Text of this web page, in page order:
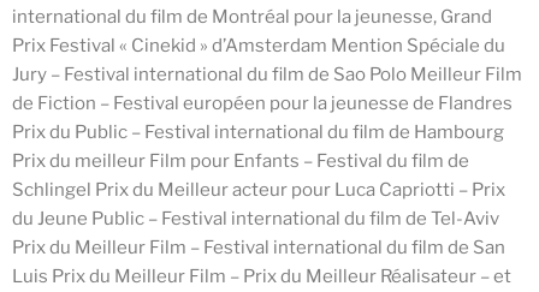
international du film de Montréal pour la jeunesse, Grand
Prix Festival « Cinekid » d’Amsterdam Mention Spéciale du
Jury – Festival international du film de Sao Polo Meilleur Film
de Fiction – Festival européen pour la jeunesse de Flandres
Prix du Public – Festival international du film de Hambourg
Prix du meilleur Film pour Enfants – Festival du film de
Schlingel Prix du Meilleur acteur pour Luca Capriotti – Prix
du Jeune Public – Festival international du film de Tel-Aviv
Prix du Meilleur Film – Festival international du film de San
Luis Prix du Meilleur Film – Prix du Meilleur Réalisateur – et